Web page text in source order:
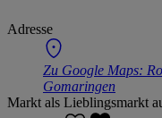
Adresse
Zu Google Maps:
Gomaringen
Markt als Lieblingsmarkt